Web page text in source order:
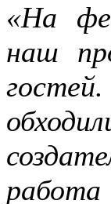
«На
наш